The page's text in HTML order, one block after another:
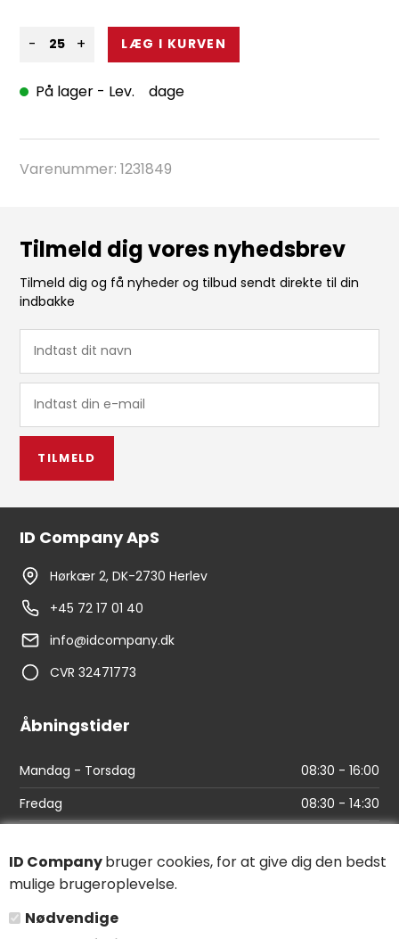
ID Companybruger cookies, for at give dig den bedst
mulige brugeroplevelse.
Nødvendige
- +
På lager - Lev. dage
Varenummer:1231849
Tilmeld dig vores nyhedsbrev
Tilmeld dig og få nyheder og tilbud sendt direkte til din
indbakke
TILMELD
ID Company ApS
Hørkær 2, DK-2730 Herlev
+45 72 17 01 40
info@idcompany.dk
CVR 32471773
Åbningstider
Mandag - Torsdag
08:30 - 16:00
Fredag
08:30 - 14:30
Find vej
Salgs- og leveringsbetingelser